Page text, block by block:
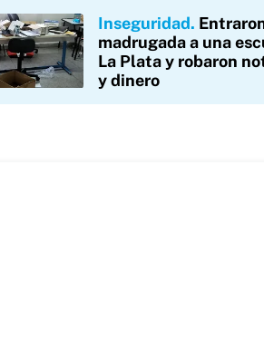
Inseguridad
madrugada a una
La Plata y robaron
y dinero